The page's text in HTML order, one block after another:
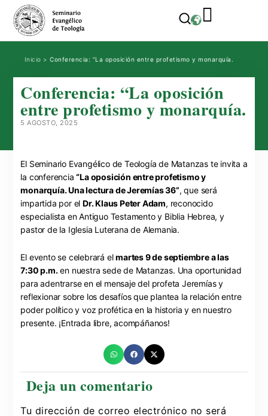
Inicio >Conferencia: “La oposición entre profetismo y monarquía.
Conferencia: “La oposición
entre profetismo y monarquía.
5 AGOSTO, 2025
El Seminario Evangélico de Teología de Matanzas te invita a
la conferencia“La oposición entre profetismo y
monarquía. Una lectura de Jeremías 36”, que será
impartida por elDr. Klaus Peter Adam, reconocido
especialista en Antiguo Testamento y Biblia Hebrea, y
pastor de la Iglesia Luterana de Alemania.
El evento se celebrará elmartes 9 de septiembre a las
7:30 p.m.en nuestra sede de Matanzas. Una oportunidad
para adentrarse en el mensaje del profeta Jeremías y
reflexionar sobre los desafíos que plantea la relación entre
poder político y voz profética en la historia y en nuestro
presente. ¡Entrada libre, acompáñanos!
Tu dirección de correo electrónico no será